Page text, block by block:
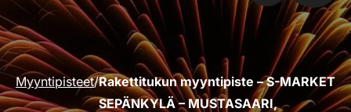
Myyntipisteet/Rakettitukun myyntipiste – S-MARKET
SEPÄNKYLÄ – MUSTASAARI,